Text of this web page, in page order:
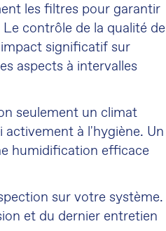
les filtres pour garantir
contrôle de la qualité de
significatif sur
aspects à intervalles
seulement un climat
à l'hygiène. Un
humidification efficace
sur votre système.
et du dernier entretien